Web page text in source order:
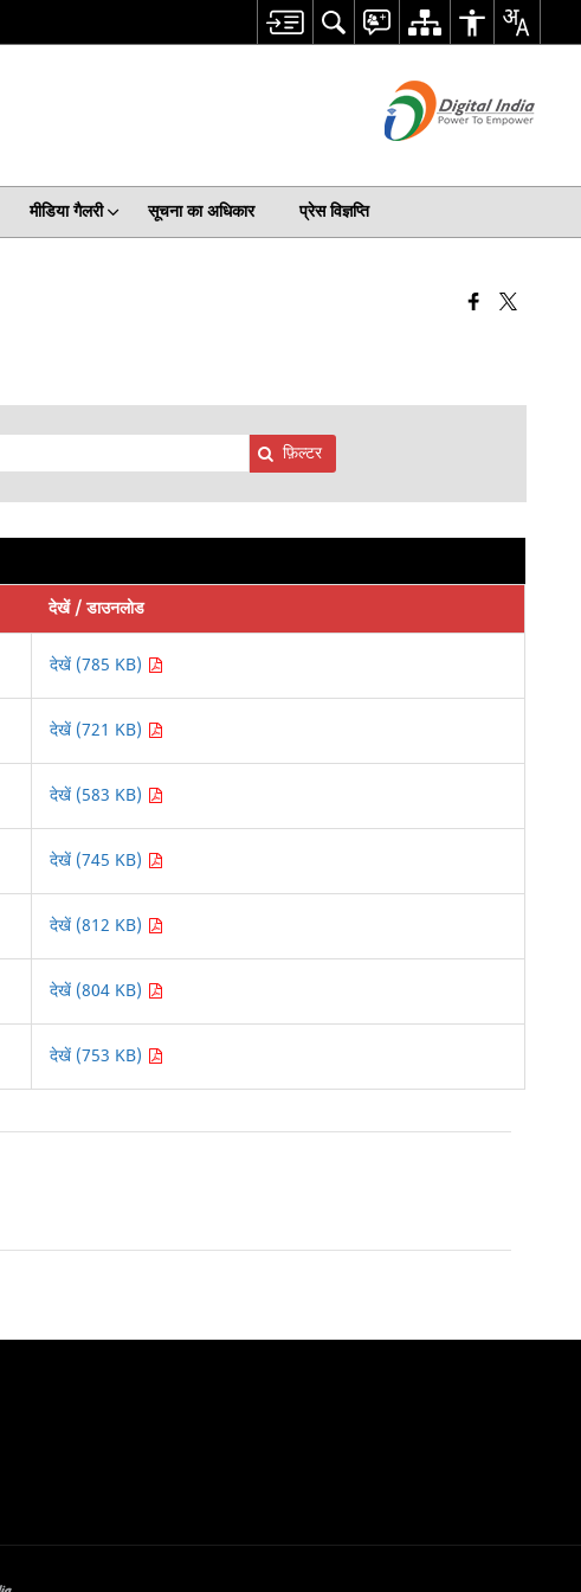
मीडिया गैलरी सूचना का अधिकार प्रेस विज्ञप्ति
फ़िल्टर
देखें / डाउनलोड
देखें (785 KB)
देखें (721 KB)
देखें (583 KB)
देखें (745 KB)
देखें (812 KB)
देखें (804 KB)
देखें (753 KB)